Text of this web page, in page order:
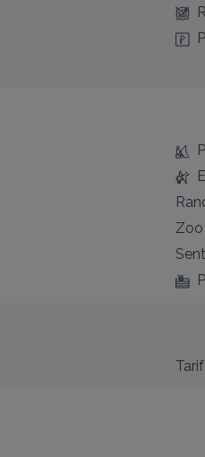
Zoo